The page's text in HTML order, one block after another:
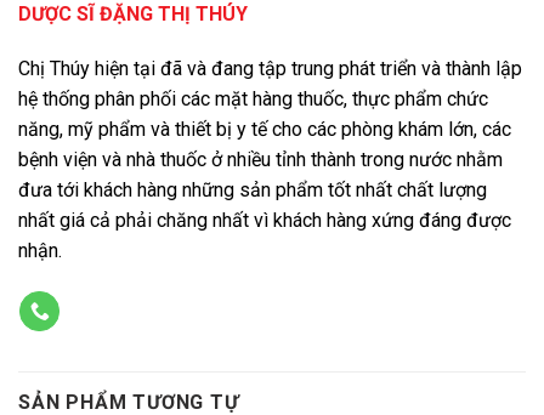
DƯỢC SĨ ĐẶNG THỊ THÚY
Chị Thúy hiện tại đã và đang tập trung phát triển và thành lập
hệ thống phân phối các mặt hàng thuốc, thực phẩm chức
năng, mỹ phẩm và thiết bị y tế cho các phòng khám lớn, các
bệnh viện và nhà thuốc ở nhiều tỉnh thành trong nước nhằm
đưa tới khách hàng những sản phẩm tốt nhất chất lượng
nhất giá cả phải chăng nhất vì khách hàng xứng đáng được
nhận.
SẢN PHẨM TƯƠNG TỰ